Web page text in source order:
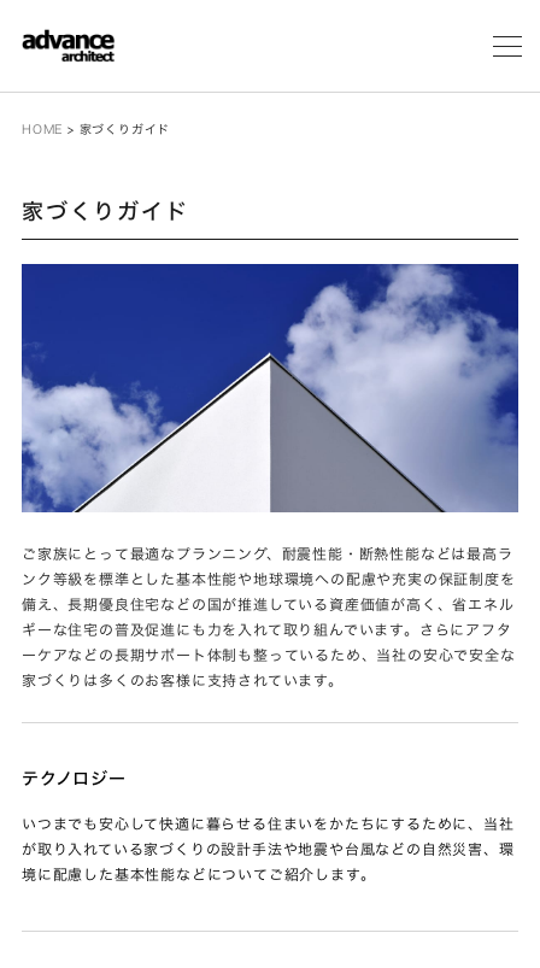
メ
HOME > 家づくりガイド
家づくりガイド
ご家族にとって最適なプランニング、耐震性能・断熱性能などは最高ラ
ンク等級を標準とした基本性能や地球環境への配慮や充実の保証制度を
備え、長期優良住宅などの国が推進している資産価値が高く、省エネル
ギーな住宅の普及促進にも力を入れて取り組んでいます。さらにアフタ
ーケアなどの長期サポート体制も整っているため、当社の安心で安全な
家づくりは多くのお客様に支持されています。
テクノロジー
いつまでも安心して快適に暮らせる住まいをかたちにするために、当社
が取り入れている家づくりの設計手法や地震や台風などの自然災害、環
境に配慮した基本性能などについてご紹介します。